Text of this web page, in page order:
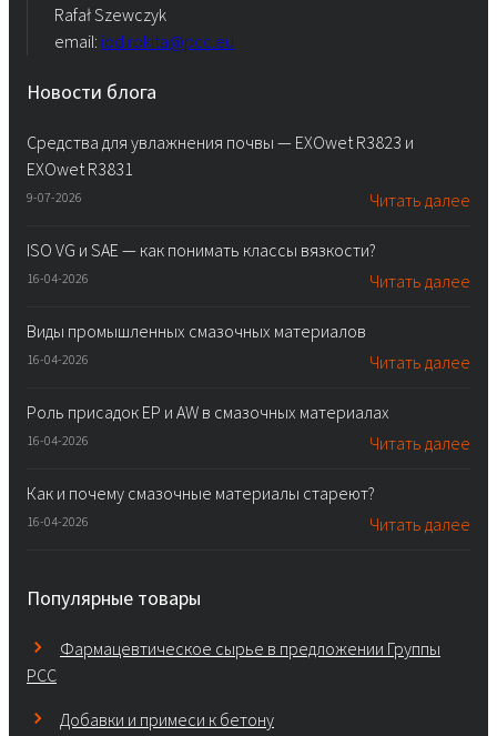
Rafał Szewczyk
email: iod.rokita@pcc.eu
Новости блога
Средства для увлажнения почвы — EXOwet R3823 и
EXOwet R3831
9-07-2026 Читать далее
ISO VG и SAE — как понимать классы вязкости?
16-04-2026 Читать далее
Виды промышленных смазочных материалов
16-04-2026 Читать далее
Роль присадок EP и AW в смазочных материалах
16-04-2026 Читать далее
Как и почему смазочные материалы стареют?
16-04-2026 Читать далее
Популярные товары
Фармацевтическое сырье в предложении Группы
PCC
Добавки и примеси к бетону